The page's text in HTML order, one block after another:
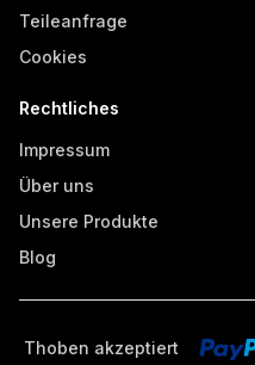
Teileanfrage
Cookies
Rechtliches
Impressum
Über uns
Unsere Produkte
Blog
Thoben akzeptiert